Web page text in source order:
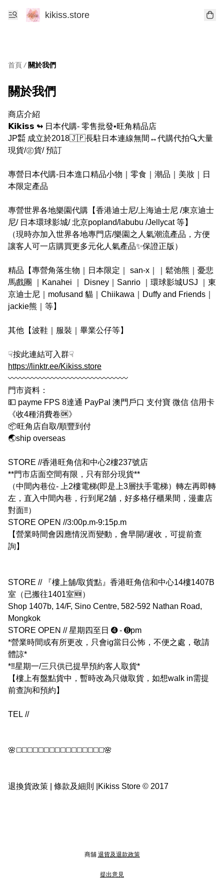
kikiss.store
首頁 / 關於我們
關於我們
商店介紹
𝗞𝗶𝗸𝗶𝘀𝘀 ↬ 日本代購- 零售批發•旺角精品店
JP㍿ 成立於2018🇯🇵長駐日本連線無間↔代購代拍🔍大量
現貨/㊣貨/ 預訂
專營日本代購-日本進口精品小物｜零食｜潮品｜美妝｜日
本限定產品
專營世界各地樂園代購【香港迪士尼/上海迪士尼 /東京迪士
尼/ 日本環球影城/ 北京popland/labubu /Jellycat 等】
（現時亦加入世界各地專門店/樂園之人氣潮流產品，方便
讓客人可一店購買更多元化人氣產品✨保證正版）
精品【專營角落生物｜日本限定｜ san-x｜｜鬆弛熊｜憂悲
馬戲團 ｜Kanahei ｜ Disney｜Sanrio ｜環球影城USJ ｜東
京迪士尼｜mofusand 貓｜Chiikawa｜Duffy and Friends｜
jackie熊｜等】
其他【波鞋｜服裝｜畢業公仔等】
https://linktr.ee/Kikiss.store
〰️〰️〰️〰️〰️〰️〰️〰️〰️〰️〰️〰️〰️〰️〰️
門市資料：
💵 payme FPS 8達通 PayPal 澳門戶口 支付寶 微信 信用卡
《收4種消費卷🆗》
📦旺角店自取/順豐到付
🌏ship overseas
STORE //香港旺角信和中心2樓237號店
**門市店面空間有限，只有部分現貨**
（中間內巷位- 上2樓電梯(即是上3層扶手電梯）轉左再即轉
左，直入中間內巷，行到尾2舖，好多格仔櫃果間，漫畫店
對面‼️）
STORE OPEN //3:00p.m-9:15p.m
【營業時間會因應情況而變動，會早開/遲收，可提前查
詢】
STORE // 『樓上舖/取貨點』香港旺角信和中心14樓1407B
室（已搬往1401室🆕）
Shop 1407b, 14/F, Sino Centre, 582-592 Nathan Road,
Mongkok
STORE OPEN // 星期四至日 ➍ - ➑pm
*營業時間或有所更改，只會ig當日公怖，不便之處，敬請
體諒*
*‼️星期一/三只供已提早預約客人取貨*
【樓上有盤點貨中，暫時改為只做取貨，如想walk in需提
前查詢和預約】
TEL //
🌸◻️◻️◻️◻️◻️◻️◻️◻️◻️◻️◻️◻️◻️◻️◻️◻️🌸
退換貨政策 | 條款及細則 |Kikiss Store © 2017
商舖 退貨及退款政策
提出意見